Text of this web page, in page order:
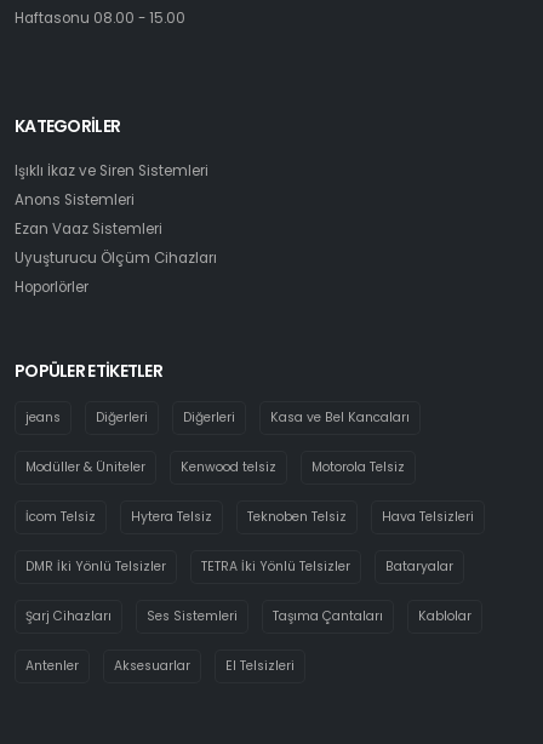
Haftasonu 08.00 - 15.00
KATEGORILER
Işıklı İkaz ve Siren Sistemleri
Anons Sistemleri
Ezan Vaaz Sistemleri
Uyuşturucu Ölçüm Cihazları
Hoporlörler
POPÜLER ETİKETLER
jeans Diğerleri Diğerleri Kasa ve Bel Kancaları
Modüller & Üniteler Kenwood telsiz Motorola Telsiz
İcom Telsiz Hytera Telsiz Teknoben Telsiz Hava Telsizleri
DMR İki Yönlü Telsizler TETRA İki Yönlü Telsizler Bataryalar
Şarj Cihazları Ses Sistemleri Taşıma Çantaları Kablolar
Antenler Aksesuarlar El Telsizleri